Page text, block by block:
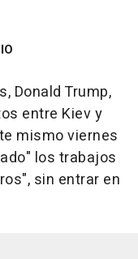
Donald Trump,
entre Kiev y
mismo viernes
los trabajos
sin entrar en